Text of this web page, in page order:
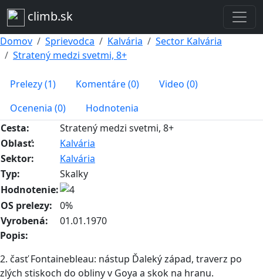
climb.sk
Domov Sprievodca Kalvária
Sector Kalvária
Stratený medzi svetmi, 8+
Prelezy (1) Komentáre (0)
Video (0)
Ocenenia (0)
Hodnotenia
Cesta:
Stratený medzi svetmi, 8+
Oblasť:
Kalvária
Sektor:
Kalvária
Typ:
Skalky
Hodnotenie:
OS prelezy:
0%
Vyrobená:
01.01.1970
Popis:
2. časť Fontainebleau: nástup Ďaleký západ, traverz po
zlých stiskoch do obliny v Goya a skok na hranu.